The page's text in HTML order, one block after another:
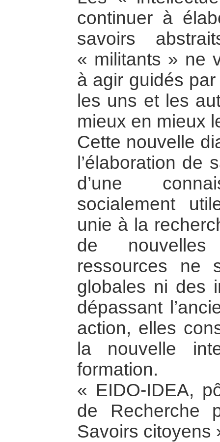
continuer à
savoirs
« militants » ne
à agir guidés
les uns et les
mieux en mieux
Cette nouvelle
l’élaboration de
d’une
socialement
unie à la
de
ressources ne
globales ni des
dépassant
action, elles
la nouvelle
formation.
« EIDO-IDEA,
de Recherche
Savoirs citoyens